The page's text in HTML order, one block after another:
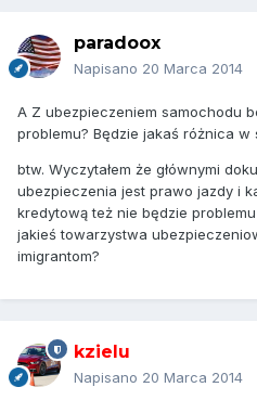
paradoox
Napisano 20 Marca 2014
A Z ubezpieczeniem samochodu
problemu? Będzie jakaś różnica w
btw. Wyczytałem że głównymi
ubezpieczenia jest prawo jazdy i
kredytową też nie będzie
jakieś towarzystwa
imigrantom?
kzielu
Napisano 20 Marca 2014